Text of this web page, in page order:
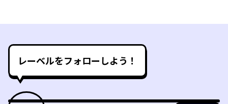
レーベルをフォローしよう！